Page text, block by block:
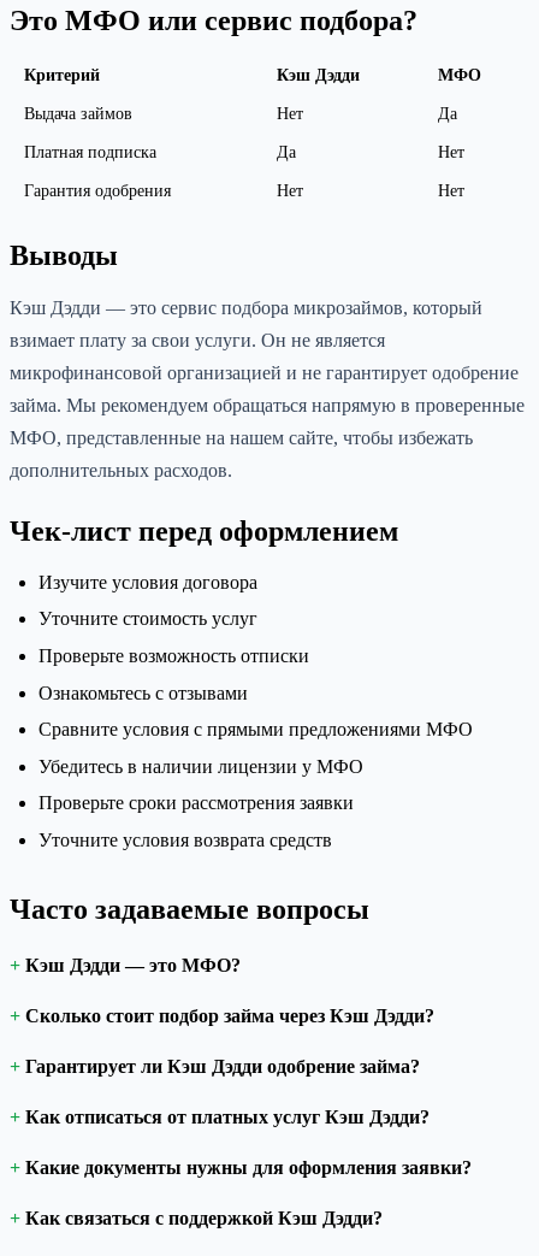
Это МФО или сервис подбора?
Критерий Кэш Дэдди МФО
Выдача займов Нет Да
Платная подписка Да Нет
Гарантия одобрения Нет Нет
Выводы
Кэш Дэдди — это сервис подбора микрозаймов, который
взимает плату за свои услуги. Он не является
микрофинансовой организацией и не гарантирует одобрение
займа. Мы рекомендуем обращаться напрямую в проверенные
МФО, представленные на нашем сайте, чтобы избежать
дополнительных расходов.
Чек-лист перед оформлением
Изучите условия договора
Уточните стоимость услуг
Проверьте возможность отписки
Ознакомьтесь с отзывами
Сравните условия с прямыми предложениями МФО
Убедитесь в наличии лицензии у МФО
Проверьте сроки рассмотрения заявки
Уточните условия возврата средств
Часто задаваемые вопросы
Кэш Дэдди — это МФО?
Сколько стоит подбор займа через Кэш Дэдди?
Гарантирует ли Кэш Дэдди одобрение займа?
Как отписаться от платных услуг Кэш Дэдди?
Какие документы нужны для оформления заявки?
Как связаться с поддержкой Кэш Дэдди?